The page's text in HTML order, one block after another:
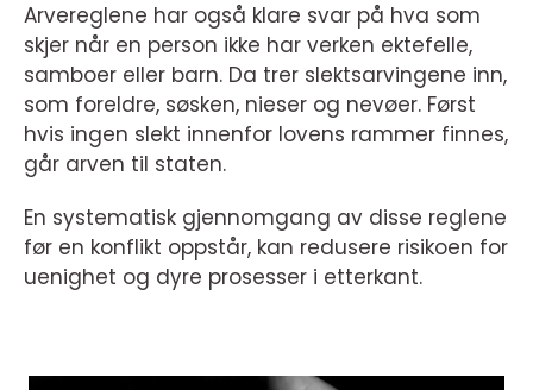
Arvereglene har også klare svar på hva som
skjer når en person ikke har verken ektefelle,
samboer eller barn. Da trer slektsarvingene inn,
som foreldre, søsken, nieser og nevøer. Først
hvis ingen slekt innenfor lovens rammer finnes,
går arven til staten.
En systematisk gjennomgang av disse reglene
før en konflikt oppstår, kan redusere risikoen for
uenighet og dyre prosesser i etterkant.